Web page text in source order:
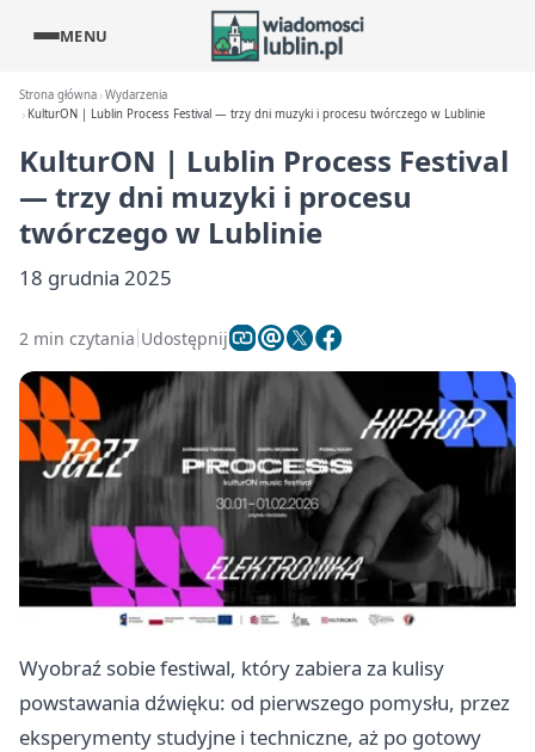
MENU
Strona główna Wydarzenia
KulturON | Lublin Process Festival — trzy dni muzyki i procesu twórczego w Lublinie
KulturON | Lublin Process Festival
— trzy dni muzyki i procesu
twórczego w Lublinie
18 grudnia 2025
2 min czytania Udostępnij
Wyobraź sobie festiwal, który zabiera za kulisy
powstawania dźwięku: od pierwszego pomysłu, przez
eksperymenty studyjne i techniczne, aż po gotowy